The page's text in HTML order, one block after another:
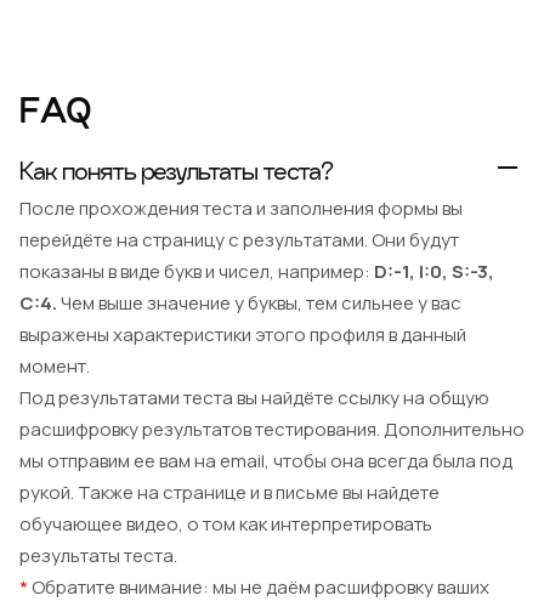
FAQ
Как понять результаты теста?
После прохождения теста и заполнения формы вы
перейдёте на страницу с результатами. Они будут
показаны в виде букв и чисел, например: D:-1, I:0, S:-3,
C:4.Чем выше значение у буквы, тем сильнее у вас
выражены характеристики этого профиля в данный
момент.
Под результатами теста вы найдёте ссылку на общую
расшифровку результатов тестирования. Дополнительно
мы отправим ее вам на email, чтобы она всегда была под
рукой. Также на странице и в письме вы найдете
обучающее видео, о том как интерпретировать
результаты теста.
* Обратите внимание: мы не даём расшифровку ваших